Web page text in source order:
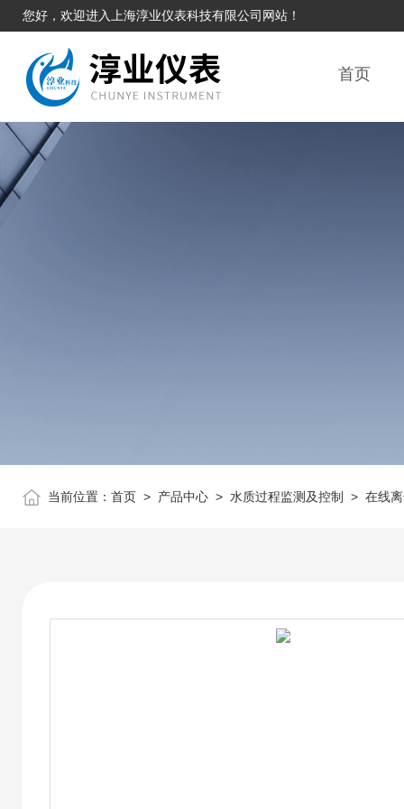
您好，欢迎进入上海淳业仪表科技有限公司网站！
首页
当前位置： 首页 > 产品中心 > 水质过程监测及控制 > 在线